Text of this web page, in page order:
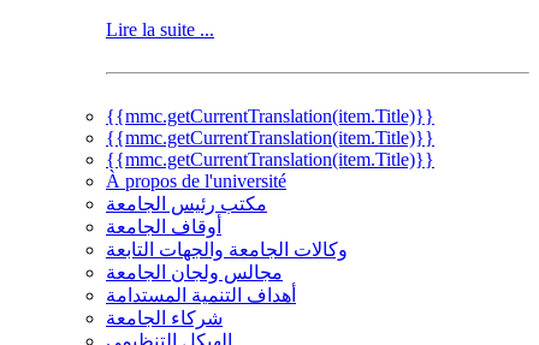
Lire la suite ...
{{mmc.getCurrentTranslation(item.Title)}}
{{mmc.getCurrentTranslation(item.Title)}}
{{mmc.getCurrentTranslation(item.Title)}}
À propos de l'université
مكتب رئيس الجامعة
أوقاف الجامعة
وكالات الجامعة والجهات التابعة
مجالس ولجان الجامعة
أهداف التنمية المستدامة
شركاء الجامعة
الهيكل التنظيمي